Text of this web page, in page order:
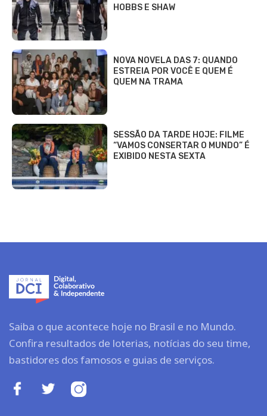
HOBBS E SHAW
NOVA NOVELA DAS 7: QUANDO
ESTREIA POR VOCÊ E QUEM É
QUEM NA TRAMA
SESSÃO DA TARDE HOJE: FILME
“VAMOS CONSERTAR O MUNDO” É
EXIBIDO NESTA SEXTA
Saiba o que acontece hoje no Brasil e no Mundo.
Confira resultados de loterias, notícias do seu time,
bastidores dos famosos e guias de serviços.